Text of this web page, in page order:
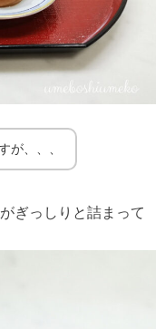
が、、、
ぎっしりと詰まって